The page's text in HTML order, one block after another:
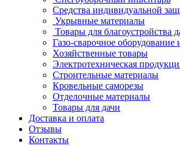
Средства индивидуальной
Укрывные материалы
Товары для благоустройства
Газо-сварочное оборудование
Хозяйственные товары
Электротехническая
Строительные материалы
Кровельные саморезы
Отделочные материалы
Товары для дачи
Доставка и оплата
Отзывы
Контакты